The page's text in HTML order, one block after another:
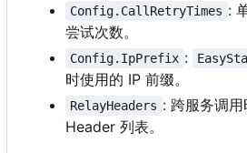
Config.CallRetryTimes :
尝试次数。
Config.IpPrefix :
时使用的 IP 前缀。
RelayHeaders : 跨服务调
Header 列表。